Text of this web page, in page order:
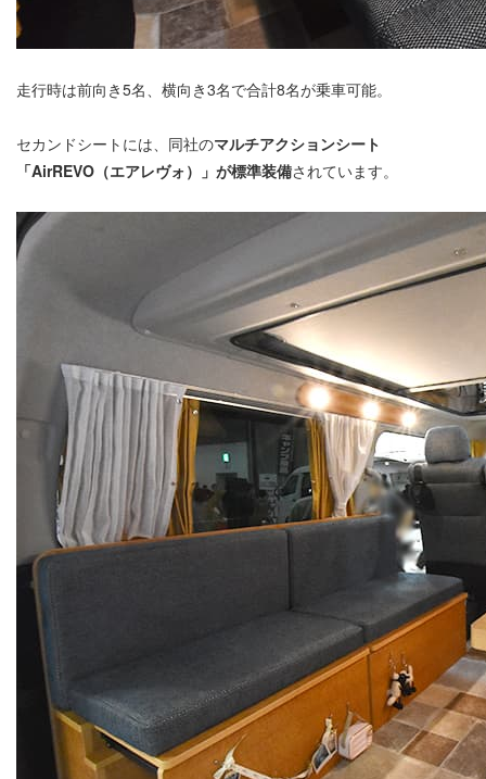
走行時は前向き5名、横向き3名で合計8名が乗車可能。
セカンドシートには、同社のマルチアクションシート
「AirREVO（エアレヴォ）」が標準装備されています。